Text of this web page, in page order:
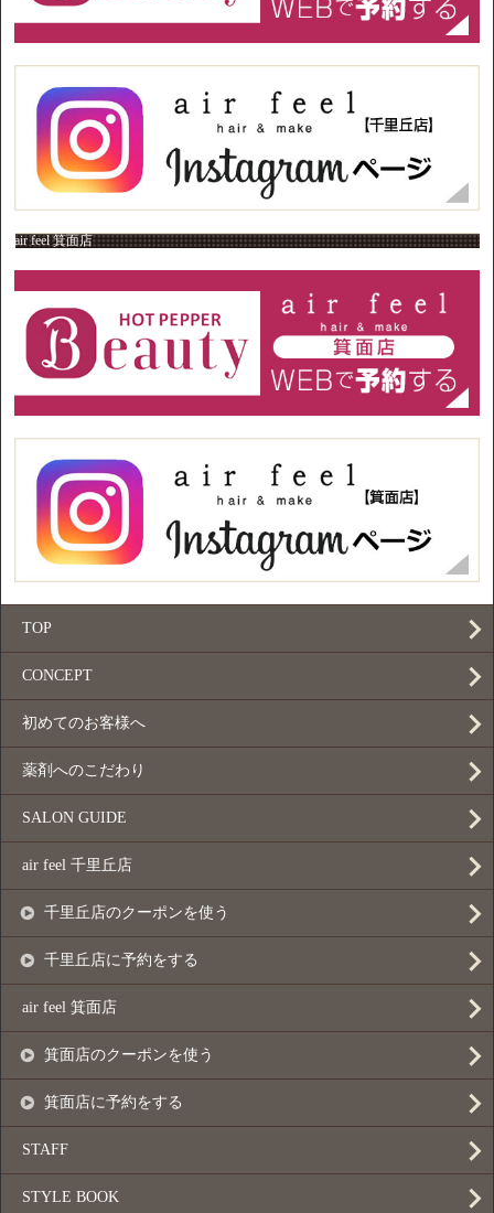
air feel 箕面店
TOP
CONCEPT
初めてのお客様へ
薬剤へのこだわり
SALON GUIDE
air feel 千里丘店
千里丘店のクーポンを使う
千里丘店に予約をする
air feel 箕面店
箕面店のクーポンを使う
箕面店に予約をする
STAFF
STYLE BOOK